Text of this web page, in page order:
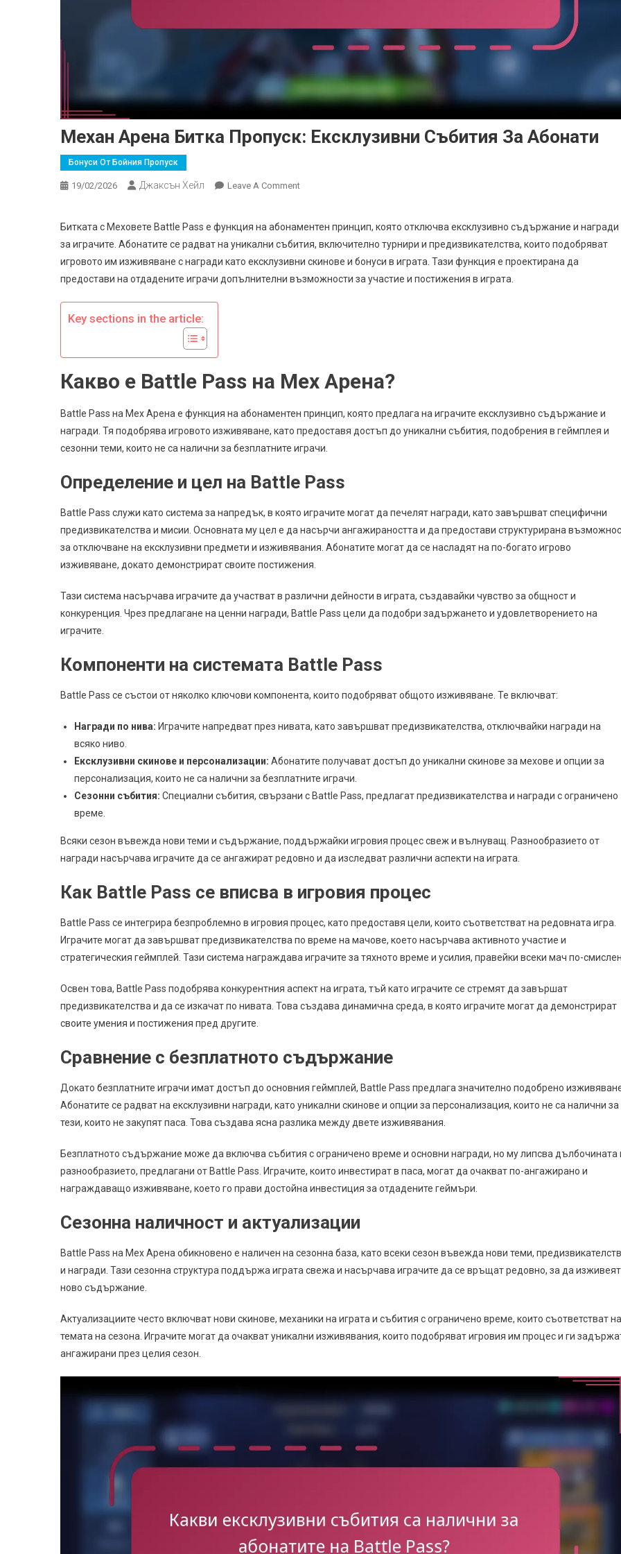
Механ Арена Битка Пропуск: Ексклузивни Събития За Абонати
Бонуси От Бойния Пропуск
19/02/2026 Джаксън Хейл Leave A CommentOn
Битка
Пропуск:
Ексклузивни
Събития
Битката с Меховете Battle Pass е функция на абонаментен принцип, която отключва ексклузивно съдържание и награди
за играчите. Абонатите се радват на уникални събития, включително турнири и предизвикателства, които подобряват
игровото им изживяване с награди като ексклузивни скинове и бонуси в играта. Тази функция е проектирана да
предостави на отдадените играчи допълнителни възможности за участие и постижения в играта.
Key sections in the article:
Какво е Battle Pass на Мех Арена?
Battle Pass на Мех Арена е функция на абонаментен принцип, която предлага на играчите ексклузивно съдържание и
награди. Тя подобрява игровото изживяване, като предоставя достъп до уникални събития, подобрения в геймплея и
сезонни теми, които не са налични за безплатните играчи.
Определение и цел на Battle Pass
Battle Pass служи като система за напредък, в която играчите могат да печелят награди, като завършват специфични
предизвикателства и мисии. Основната му цел е да насърчи ангажираността и да предостави структурирана
за отключване на ексклузивни предмети и изживявания. Абонатите могат да се насладят на по-богато игрово
изживяване, докато демонстрират своите постижения.
Тази система насърчава играчите да участват в различни дейности в играта, създавайки чувство за общност и
конкуренция. Чрез предлагане на ценни награди, Battle Pass цели да подобри задържането и удовлетворението на
играчите.
Компоненти на системата Battle Pass
Battle Pass се състои от няколко ключови компонента, които подобряват общото изживяване. Те включват:
Награди по нива: Играчите напредват през нивата, като завършват предизвикателства, отключвайки награди на
всяко ниво.
Ексклузивни скинове и персонализации: Абонатите получават достъп до уникални скинове за мехове и опции за
персонализация, които не са налични за безплатните играчи.
Сезонни събития: Специални събития, свързани с Battle Pass, предлагат предизвикателства и награди с ограничено
време.
Всяки сезон въвежда нови теми и съдържание, поддържайки игровия процес свеж и вълнуващ. Разнообразието от
награди насърчава играчите да се ангажират редовно и да изследват различни аспекти на играта.
Как Battle Pass се вписва в игровия процес
Battle Pass се интегрира безпроблемно в игровия процес, като предоставя цели, които съответстват на редовната игра.
Играчите могат да завършват предизвикателства по време на мачове, което насърчава активното участие и
стратегическия геймплей. Тази система награждава играчите за тяхното време и усилия, правейки всеки мач по-смислен.
Освен това, Battle Pass подобрява конкурентния аспект на играта, тъй като играчите се стремят да завършат
предизвикателства и да се изкачат по нивата. Това създава динамична среда, в която играчите могат да демонстрират
своите умения и постижения пред другите.
Сравнение с безплатното съдържание
Докато безплатните играчи имат достъп до основния геймплей, Battle Pass предлага значително подобрено
Абонатите се радват на ексклузивни награди, като уникални скинове и опции за персонализация, които не са налични за
тези, които не закупят паса. Това създава ясна разлика между двете изживявания.
Безплатното съдържание може да включва събития с ограничено време и основни награди, но му липсва дълбочината
разнообразието, предлагани от Battle Pass. Играчите, които инвестират в паса, могат да очакват по-ангажирано и
награждаващо изживяване, което го прави достойна инвестиция за отдадените геймъри.
Сезонна наличност и актуализации
Battle Pass на Мех Арена обикновено е наличен на сезонна база, като всеки сезон въвежда нови теми,
и награди. Тази сезонна структура поддържа играта свежа и насърчава играчите да се връщат редовно, за да изживеят
ново съдържание.
Актуализациите често включват нови скинове, механики на играта и събития с ограничено време, които съответстват на
темата на сезона. Играчите могат да очакват уникални изживявания, които подобряват игровия им процес и ги
ангажирани през целия сезон.